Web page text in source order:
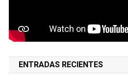
ENTRADAS RECIENTES